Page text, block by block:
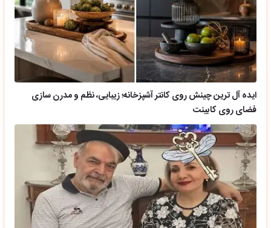
ایده آل ترین چینش روی کانتر آشپزخانه؛ زیبایی، نظم و مدرن سازی
فضای روی کابینت